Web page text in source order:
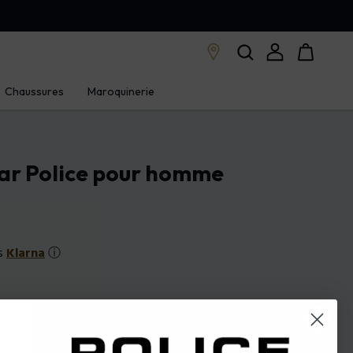
Chaussures Maroquinerie
Police pour homme
Klarnaⓘ